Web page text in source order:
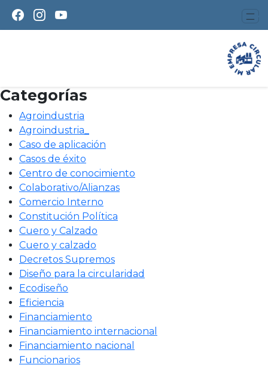
Mantener y reparar
Ups!, no hay entradas.
Categorías
Agroindustria
Agroindustria_
Caso de aplicación
Casos de éxito
Centro de conocimiento
Colaborativo/Alianzas
Comercio Interno
Constitución Política
Cuero y Calzado
Cuero y calzado
Decretos Supremos
Diseño para la circularidad
Ecodiseño
Eficiencia
Financiamiento
Financiamiento internacional
Financiamiento nacional
Funcionarios